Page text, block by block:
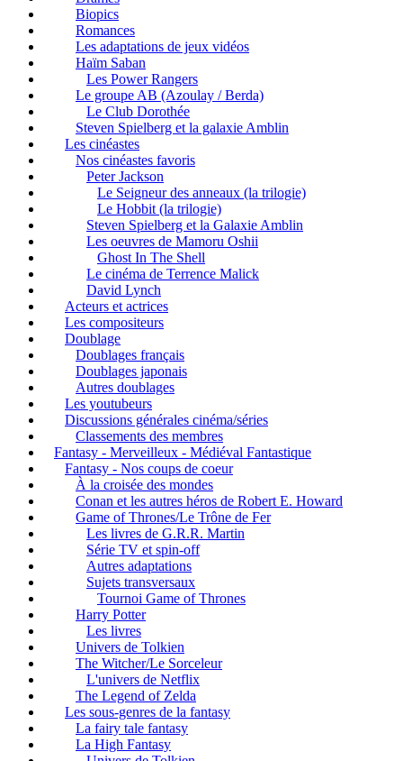
Biopics
Romances
Les adaptations de jeux vidéos
Haïm Saban
Les Power Rangers
Le groupe AB (Azoulay / Berda)
Le Club Dorothée
Steven Spielberg et la galaxie Amblin
Les cinéastes
Nos cinéastes favoris
Peter Jackson
Le Seigneur des anneaux (la trilogie)
Le Hobbit (la trilogie)
Steven Spielberg et la Galaxie Amblin
Les oeuvres de Mamoru Oshii
Ghost In The Shell
Le cinéma de Terrence Malick
David Lynch
Acteurs et actrices
Les compositeurs
Doublage
Doublages français
Doublages japonais
Autres doublages
Les youtubeurs
Discussions générales cinéma/séries
Classements des membres
Fantasy - Merveilleux - Médiéval Fantastique
Fantasy - Nos coups de coeur
À la croisée des mondes
Conan et les autres héros de Robert E. Howard
Game of Thrones/Le Trône de Fer
Les livres de G.R.R. Martin
Série TV et spin-off
Autres adaptations
Sujets transversaux
Tournoi Game of Thrones
Harry Potter
Les livres
Univers de Tolkien
The Witcher/Le Sorceleur
L'univers de Netflix
The Legend of Zelda
Les sous-genres de la fantasy
La fairy tale fantasy
La High Fantasy